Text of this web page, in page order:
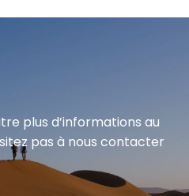
plus d’informations au
pas à nous contacter